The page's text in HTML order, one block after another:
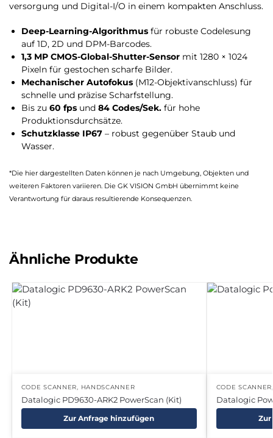
versorgung und Digital-I/O in einem kompakten Anschluss.
Deep-Learning-Algorithmus für robuste Codelesung
auf 1D, 2D und DPM-Barcodes.
1,3 MP CMOS-Global-Shutter-Sensor mit 1280 × 1024
Pixeln für gestochen scharfe Bilder.
Mechanischer Autofokus (M12-Objektivanschluss) für
schnelle und präzise Scharfstellung.
Bis zu 60 fps und 84 Codes/Sek. für hohe
Produktionsdurchsätze.
Schutzklasse IP67 – robust gegenüber Staub und
Wasser.
*Die hier dargestellten Daten können je nach Umgebung, Objekten und
weiteren Faktoren variieren. Die GK VISION GmbH übernimmt keine
Verantwortung für daraus resultierende Konsequenzen.
Ähnliche Produkte
CODE SCANNER, HANDSCANNER
Datalogic PD9630-ARK2 PowerScan (Kit)
Zur Anfrage hinzufügen
CODE SCANNER
Datalogic